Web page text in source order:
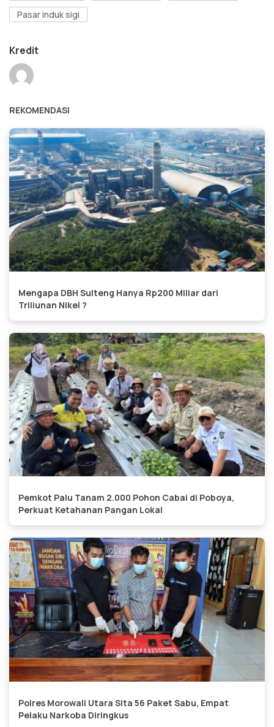
Pasar induk sigi
Kredit
REKOMENDASI
Mengapa DBH Sulteng Hanya Rp200 Miliar dari
Triliunan Nikel ?
Pemkot Palu Tanam 2.000 Pohon Cabai di Poboya,
Perkuat Ketahanan Pangan Lokal
Polres Morowali Utara Sita 56 Paket Sabu, Empat
Pelaku Narkoba Diringkus